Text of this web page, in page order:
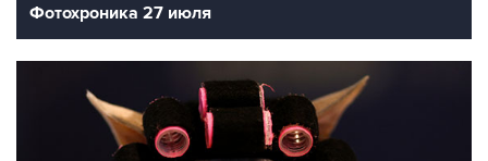
Фотохроника 27 июля